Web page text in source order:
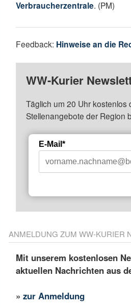
Verbraucherzentrale. (PM)
Feedback: Hinweise an die
WW-Kurier
Täglich um 20 Uhr
Stellenangebote der Region
E-Mail*
ANMELDUNG ZUM WW-KURIER
Mit unserem kostenlosen
aktuellen Nachrichten aus
»zur Anmeldung